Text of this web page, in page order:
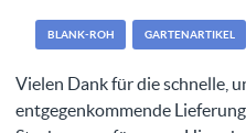
BLANK-ROH GARTENARTIKEL
Vielen Dank für die schnelle,
entgegenkommende